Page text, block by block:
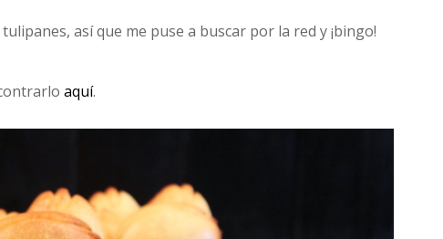
así que me puse a buscar por la red y ¡bingo!
aquí.